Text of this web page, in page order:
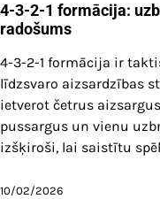
4-3-2-1 formācija:
radošums
4-3-2-1 formācija ir
līdzsvaro aizsardzības
ietverot četrus
pussargus un vienu
izšķiroši, lai saistītu
10/02/2026